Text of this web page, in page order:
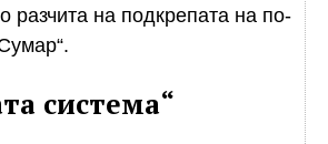
разчита на подкрепата на по-
система“